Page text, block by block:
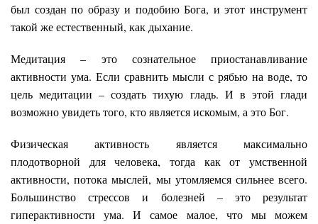
был создан по образу и подобию Бога, и этот инструмент
такой же естественный, как дыхание.
Медитация – это сознательное приостанавливание
активности ума. Если сравнить мысли с рябью на воде, то
цель медитации – создать тихую гладь. И в этой глади
возможно увидеть того, кто является искомым, а это Бог.
Физическая активность является максимально
плодотворной для человека, тогда как от умственной
активности, потока мыслей, мы утомляемся сильнее всего.
Большинство стрессов и болезней – это результат
гиперактивности ума. И самое малое, что мы можем